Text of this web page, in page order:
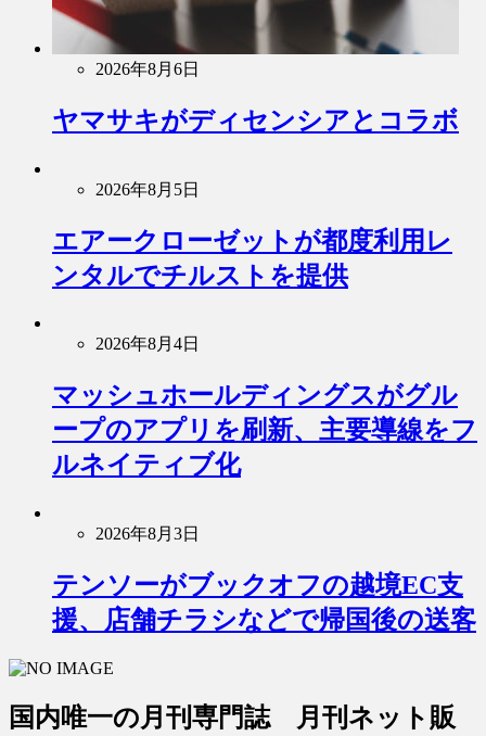
2026年8月6日
ヤマサキがディセンシアとコラボ
2026年8月5日
エアークローゼットが都度利用レ
ンタルでチルストを提供
2026年8月4日
マッシュホールディングスがグル
ープのアプリを刷新、主要導線をフ
ルネイティブ化
2026年8月3日
テンソーがブックオフの越境EC支
援、店舗チラシなどで帰国後の送客
国内唯一の月刊専門誌 月刊ネット販